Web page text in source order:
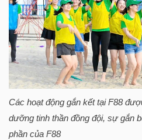
Các hoạt động gắn kết tạiF88
dưỡng tinh thần đồng đội, sự gắn
phần của F88
CHĂM
SÓC
SỨC
KHỎE